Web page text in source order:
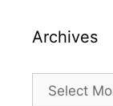
Archives
Archives